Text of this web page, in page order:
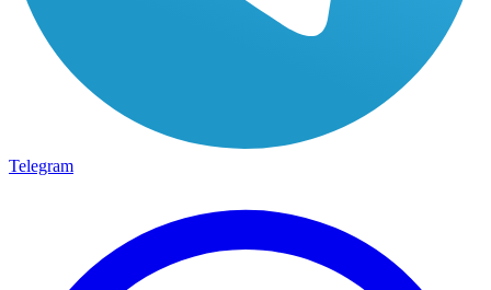
Telegram